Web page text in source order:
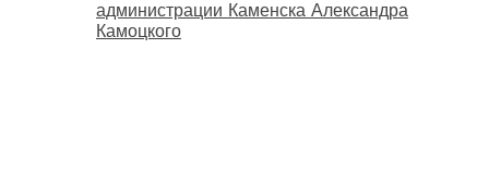
администрации Каменска Александра
Камоцкого